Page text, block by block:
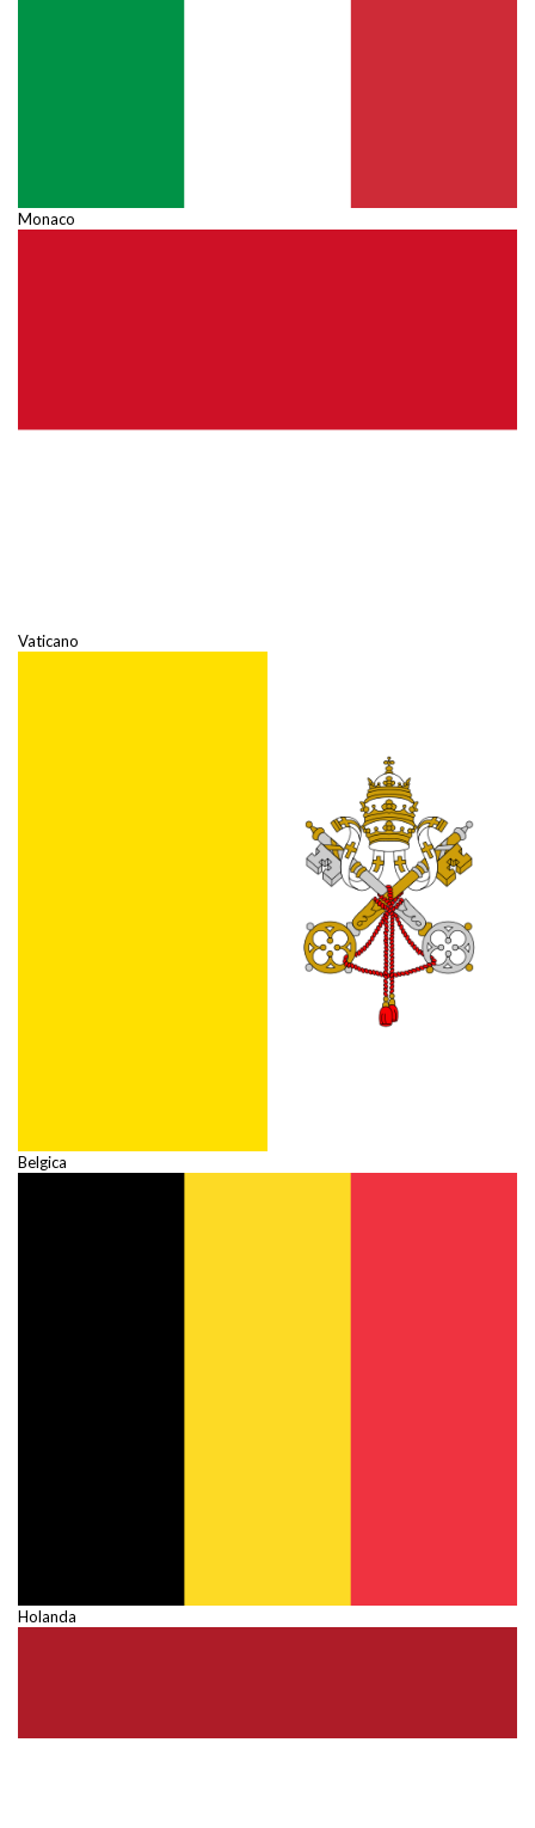
Monaco
Vaticano
Belgica
Holanda